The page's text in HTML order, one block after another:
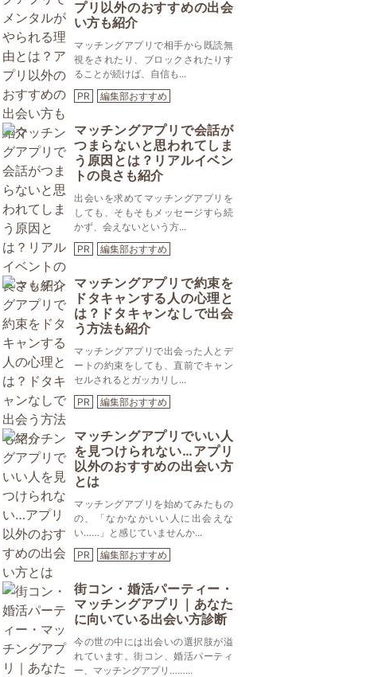
プリ以外のおすすめの出会
い方も紹介
マッチングアプリで相手から既読無
視をされたり、ブロックされたりす
ることが続けば、自信も...
PR
編集部おすすめ
マッチングアプリで会話が
つまらないと思われてしま
う原因とは？リアルイベン
トの良さも紹介
出会いを求めてマッチングアプリを
しても、そもそもメッセージすら続
かず、会えないという方...
PR
編集部おすすめ
マッチングアプリで約束を
ドタキャンする人の心理と
は？ドタキャンなしで出会
う方法も紹介
マッチングアプリで出会った人とデ
ートの約束をしても、直前でキャン
セルされるとガッカリし...
PR
編集部おすすめ
マッチングアプリでいい人
を見つけられない…アプリ
以外のおすすめの出会い方
とは
マッチングアプリを始めてみたもの
の、「なかなかいい人に出会えな
い……」と感じていませんか...
PR
編集部おすすめ
街コン・婚活パーティー・
マッチングアプリ｜あなた
に向いている出会い方診断
今の世の中には出会いの選択肢が溢
れています。街コン、婚活パーティ
ー、マッチングアプリ……...